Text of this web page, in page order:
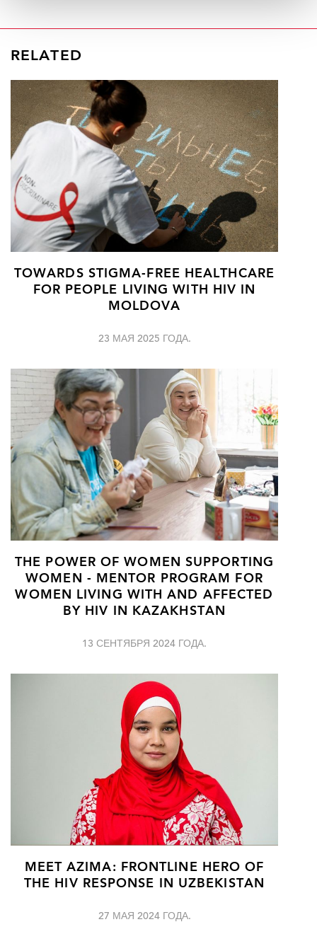
RELATED
TOWARDS STIGMA-FREE HEALTHCARE
FOR PEOPLE LIVING WITH HIV IN
MOLDOVA
23 МАЯ 2025 ГОДА.
THE POWER OF WOMEN SUPPORTING
WOMEN - MENTOR PROGRAM FOR
WOMEN LIVING WITH AND AFFECTED
BY HIV IN KAZAKHSTAN
13 СЕНТЯБРЯ 2024 ГОДА.
MEET AZIMA: FRONTLINE HERO OF
THE HIV RESPONSE IN UZBEKISTAN
27 МАЯ 2024 ГОДА.